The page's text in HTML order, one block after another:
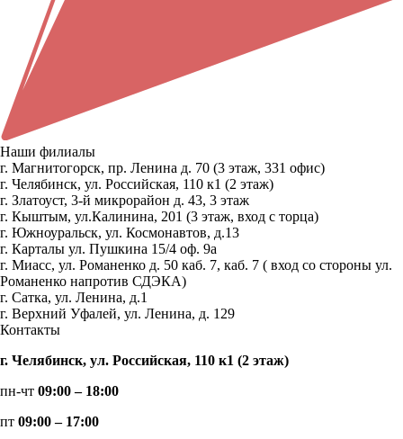
Наши филиалы
г. Магнитогорск, пр. Ленина д. 70 (3 этаж, 331 офис)
г. Челябинск, ул. Российская, 110 к1 (2 этаж)
г. Златоуст, 3-й микрорайон д. 43, 3 этаж
г. Кыштым, ул.Калинина, 201 (3 этаж, вход с торца)
г. Южноуральск, ул. Космонавтов, д.13
г. Карталы ул. Пушкина 15/4 оф. 9а
г. Миасс, ул. Романенко д. 50 каб. 7, каб. 7 ( вход со стороны ул.
Романенко напротив СДЭКА)
г. Сатка, ул. Ленина, д.1
г. Верхний Уфалей, ул. Ленина, д. 129
Контакты
г. Челябинск, ул. Российская, 110 к1 (2 этаж)
пн-чт 09:00 – 18:00
пт 09:00 – 17:00